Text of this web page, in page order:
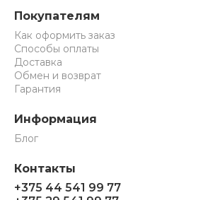
Покупателям
Как оформить заказ
Способы оплаты
Доставка
Обмен и возврат
Гарантия
Информация
Блог
Контакты
+375 44 541 99 77